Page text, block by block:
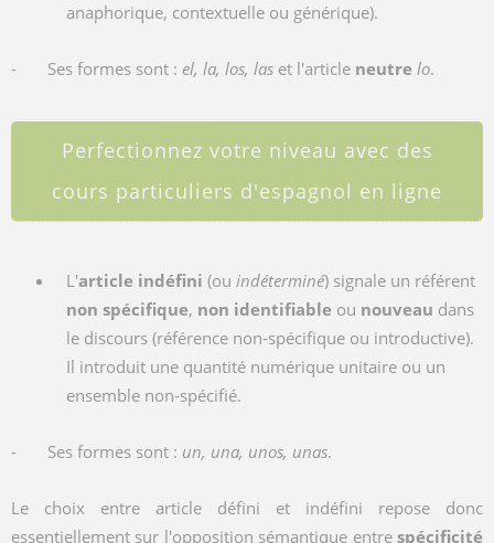
anaphorique, contextuelle ou générique).
- Ses formes sont : el, la, los, las et l'article neutre lo.
Perfectionnez votre niveau avec des
cours particuliers d'espagnol en ligne
L'article indéfini (ou indéterminé) signale un référent
non spécifique, non identifiable ou nouveau dans
le discours (référence non-spécifique ou introductive).
Il introduit une quantité numérique unitaire ou un
ensemble non-spécifié.
- Ses formes sont : un, una, unos, unas.
Le choix entre article défini et indéfini repose donc
essentiellement sur l'opposition sémantique entre spécificité